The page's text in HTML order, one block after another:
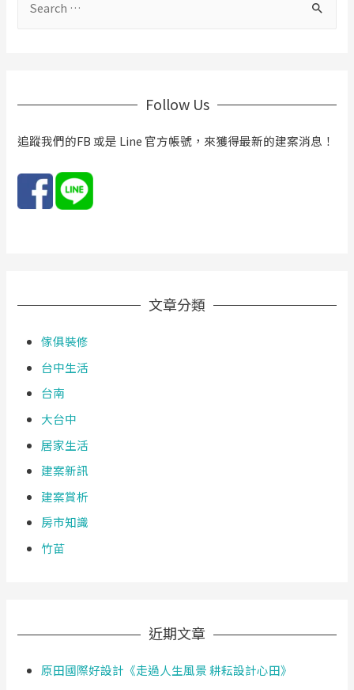
房
是
f
r
:
Follow Us
追蹤我們的FB 或是 Line 官方帳號，來獲得最新的建案消息！
文章分類
傢俱裝修
台中生活
台南
大台中
居家生活
建案新訊
建案賞析
房市知識
竹苗
近期文章
原田國際好設計《走過人生風景 耕耘設計心田》